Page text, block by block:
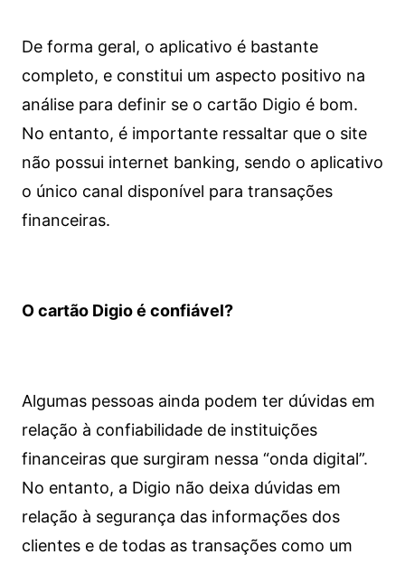
De forma geral, o aplicativo é bastante
completo, e constitui um aspecto positivo na
análise para definir se o cartão Digio é bom.
No entanto, é importante ressaltar que o site
não possui internet banking, sendo o aplicativo
o único canal disponível para transações
financeiras.
O cartão Digio é confiável?
Algumas pessoas ainda podem ter dúvidas em
relação à confiabilidade de instituições
financeiras que surgiram nessa “onda digital”.
No entanto, a Digio não deixa dúvidas em
relação à segurança das informações dos
clientes e de todas as transações como um